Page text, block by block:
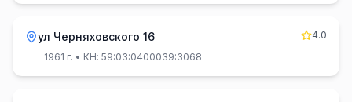
ул Черняховского 16
4.0
1961 г. • КН: 59:03:0400039:3068